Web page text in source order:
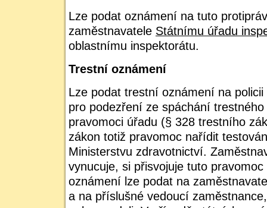
Lze podat oznámení na tuto
zaměstnavatele Státnímu úřadu
oblastnímu inspektorátu.
Trestní oznámení
Lze podat trestní oznámení na
pro podezření ze spáchání
pravomoci úřadu (§ 328 trestního
zákon totiž pravomoc nařídit
Ministerstvu zdravotnictví.
vynucuje, si přisvojuje tuto
oznámení lze podat na
a na příslušné vedoucí